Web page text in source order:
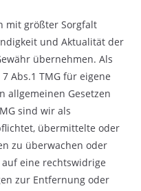
mit größter Sorgfalt
und Aktualität der
übernehmen. Als
Abs.1 TMG für eigene
allgemeinen Gesetzen
sind wir als
übermittelte oder
zu überwachen oder
eine rechtswidrige
zur Entfernung oder